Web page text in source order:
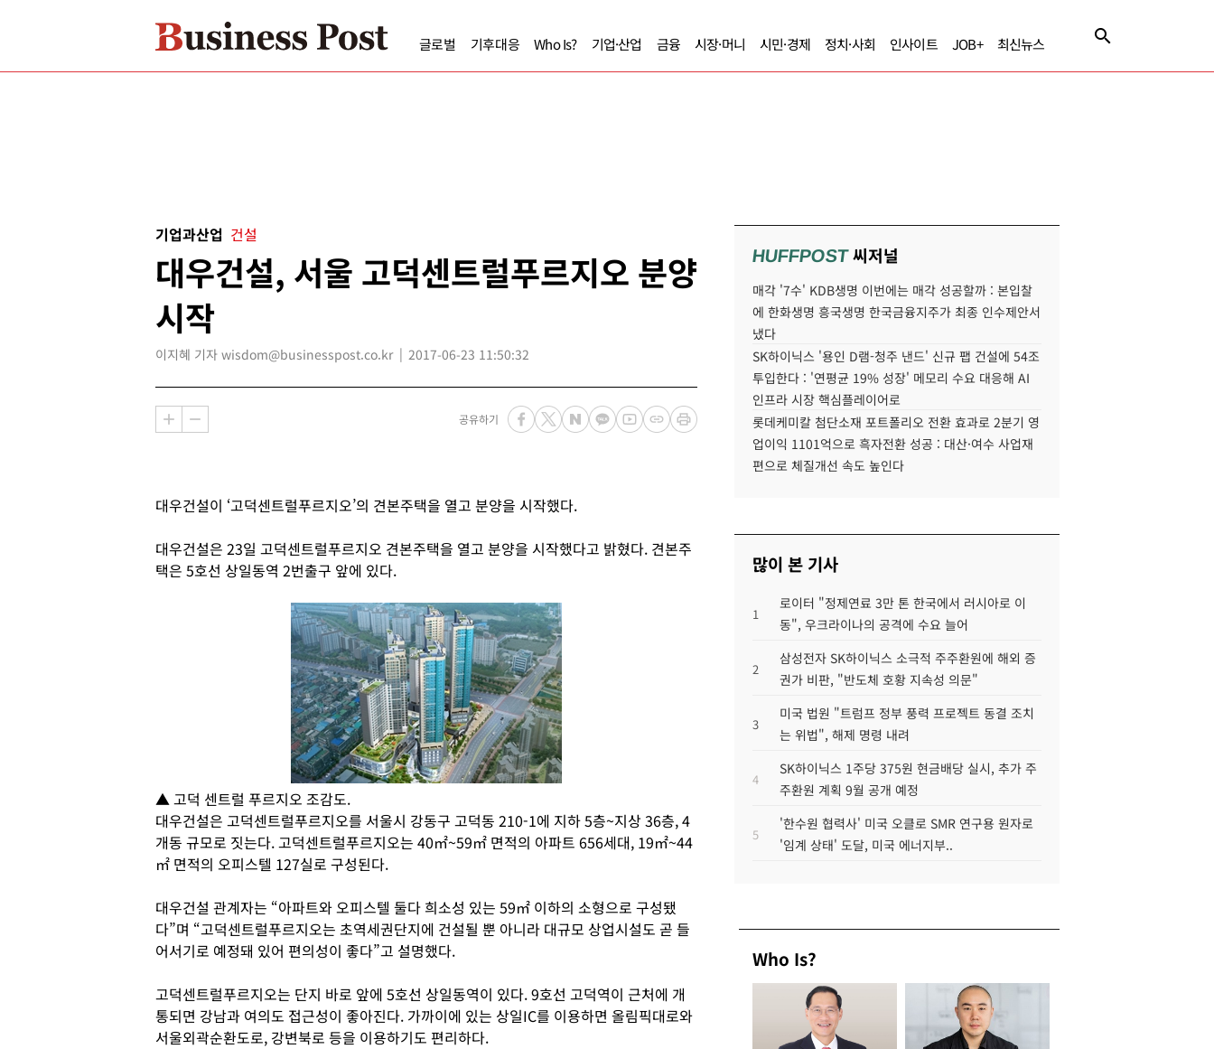
글로벌 기후대응 Who Is? 기업·산업 금융 시장·머니 시민·경제 정치·사회 인사이트 JOB+ 최신뉴스
기업과산업 건설
대우건설, 서울 고덕센트럴푸르지오 분양
시작
이지혜 기자 wisdom@businesspost.co.kr 2017-06-23 11:50:32
공유하기
대우건설이 ‘고덕센트럴푸르지오’의 견본주택을 열고 분양을 시작했다.
대우건설은 23일 고덕센트럴푸르지오 견본주택을 열고 분양을 시작했다고 밝혔다. 견본주
택은 5호선 상일동역 2번출구 앞에 있다.
▲ 고덕 센트럴 푸르지오 조감도.
대우건설은 고덕센트럴푸르지오를 서울시 강동구 고덕동 210-1에 지하 5층~지상 36층, 4
개동 규모로 짓는다. 고덕센트럴푸르지오는 40㎡~59㎡ 면적의 아파트 656세대, 19㎡~44
㎡ 면적의 오피스텔 127실로 구성된다.
대우건설 관계자는 “아파트와 오피스텔 둘다 희소성 있는 59㎡ 이하의 소형으로 구성됐
다”며 “고덕센트럴푸르지오는 초역세권단지에 건설될 뿐 아니라 대규모 상업시설도 곧 들
어서기로 예정돼 있어 편의성이 좋다”고 설명했다.
고덕센트럴푸르지오는 단지 바로 앞에 5호선 상일동역이 있다. 9호선 고덕역이 근처에 개
통되면 강남과 여의도 접근성이 좋아진다. 가까이에 있는 상일IC를 이용하면 올림픽대로와
서울외곽순환도로, 강변북로 등을 이용하기도 편리하다.
HUFFPOST씨저널
매각 '7수' KDB생명 이번에는 매각 성공할까 : 본입찰
에 한화생명 흥국생명 한국금융지주가 최종 인수제안서
냈다
SK하이닉스 '용인 D램-청주 낸드' 신규 팹 건설에 54조
투입한다 : '연평균 19% 성장' 메모리 수요 대응해 AI
인프라 시장 핵심플레이어로
롯데케미칼 첨단소재 포트폴리오 전환 효과로 2분기 영
업이익 1101억으로 흑자전환 성공 : 대산·여수 사업재
편으로 체질개선 속도 높인다
많이 본 기사
1
로이터 "정제연료 3만 톤 한국에서 러시아로 이
동", 우크라이나의 공격에 수요 늘어
2
삼성전자 SK하이닉스 소극적 주주환원에 해외 증
권가 비판, "반도체 호황 지속성 의문"
3
미국 법원 "트럼프 정부 풍력 프로젝트 동결 조치
는 위법", 해제 명령 내려
4
SK하이닉스 1주당 375원 현금배당 실시, 추가 주
주환원 계획 9월 공개 예정
5
'한수원 협력사' 미국 오클로 SMR 연구용 원자로
'임계 상태' 도달, 미국 에너지부..
Who Is?